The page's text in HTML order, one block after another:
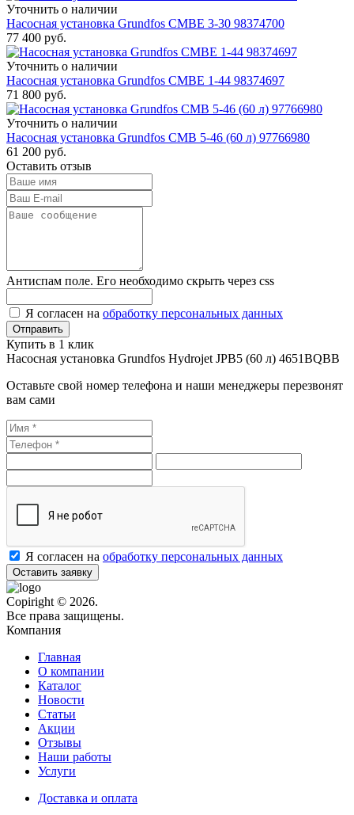
Уточнить о наличии
Насосная установка Grundfos CMBE 3-30 98374700
77 400 руб.
Уточнить о наличии
Насосная установка Grundfos CMBE 1-44 98374697
71 800 руб.
Уточнить о наличии
Насосная установка Grundfos CMB 5-46 (60 л) 97766980
61 200 руб.
Оставить отзыв
Антиспам поле. Его необходимо скрыть через css
Я согласен на обработку персональных данных
Купить в 1 клик
Насосная установка Grundfos Hydrojet JPB5 (60 л) 4651BQBB
Оставьте свой номер телефона и наши менеджеры перезвонят
вам сами
Я согласен на обработку персональных данных
Оставить заявку
Copiright © 2026.
Все права защищены.
Компания
Главная
О компании
Каталог
Новости
Статьи
Акции
Отзывы
Наши работы
Услуги
Доставка и оплата